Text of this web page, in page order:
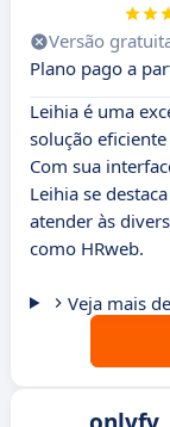
Versão
Plano pago a
Leihia é uma
solução
Com sua
Leihia se
atender às
como HRweb.
Veja mais